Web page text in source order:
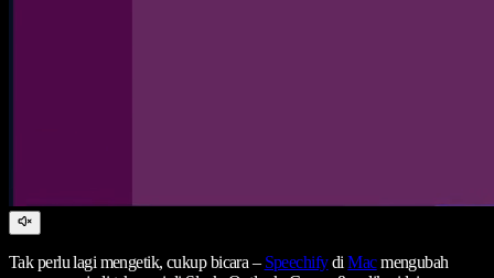
Tak perlu lagi mengetik, cukup bicara – SpeechifydiMacmengubah